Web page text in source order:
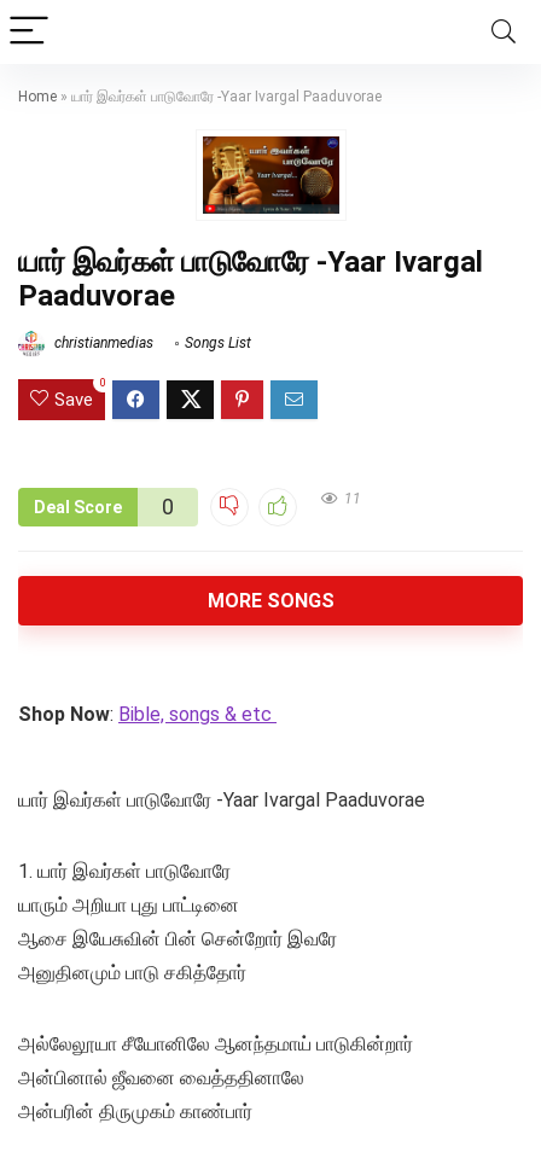
Home » யார் இவர்கள் பாடுவோரே -Yaar Ivargal Paaduvorae
யார் இவர்கள் பாடுவோரே -Yaar Ivargal
Paaduvorae
christianmedias Songs List
Save
0
Deal Score 0 11
MORE SONGS
Shop Now: Bible, songs & etc
யார் இவர்கள் பாடுவோரே -Yaar Ivargal Paaduvorae
1. யார் இவர்கள் பாடுவோரே
யாரும் அறியா புது பாட்டினை
ஆசை இயேசுவின் பின் சென்றோர் இவரே
அனுதினமும் பாடு சகித்தோர்
அல்லேலூயா சீயோனிலே ஆனந்தமாய் பாடுகின்றார்
அன்பினால் ஜீவனை வைத்ததினாலே
அன்பரின் திருமுகம் காண்பார்